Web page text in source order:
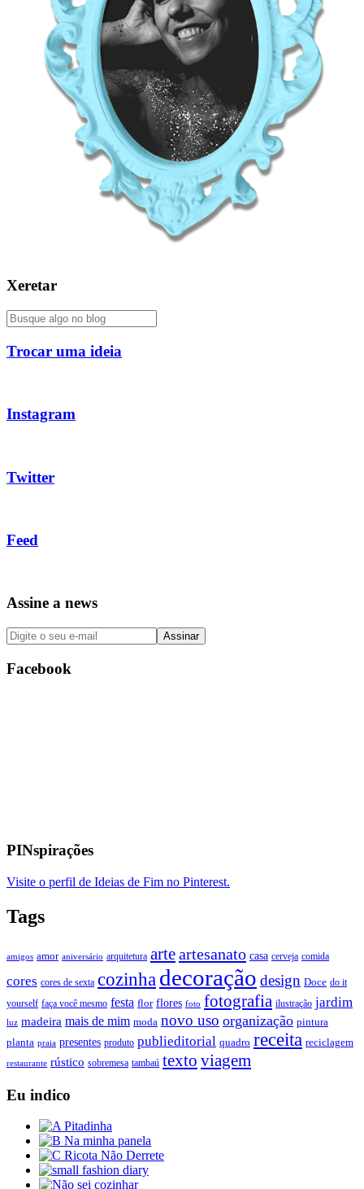
Xeretar
Trocar uma ideia
Instagram
Twitter
Feed
Assine a news
Facebook
PINspirações
Visite o perfil de Ideias de Fim no Pinterest.
Tags
amigos amor aniversário arquitetura arteartesanato casa cerveja comida
cores cores de sexta cozinha decoração design Doce do it
yourself faça você mesmo festa flor flores foto fotografia ilustração jardim
luz madeira mais de mim moda novo uso organização pintura
planta praia presentes produto publieditorial quadro receita reciclagem
restaurante rústico sobremesa tambaú texto viagem
Eu indico